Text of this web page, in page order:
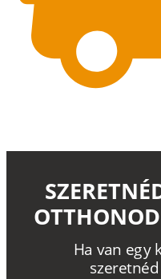
Ha van egy
szeretné